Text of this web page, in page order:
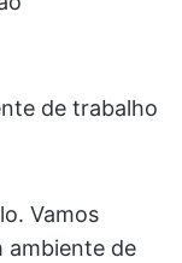
de trabalho
Vamos
ambiente de